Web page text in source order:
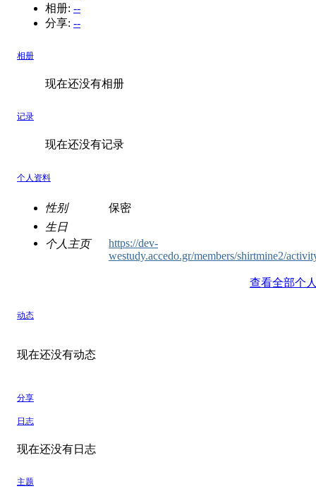
相册: --
分享: --
相册
现在还没有相册
记录
现在还没有记录
个人资料
性别
保密
生日
个人主页
https://dev-
westudy.accedo.gr/members/shirtmine2/
查看全部个
动态
现在还没有动态
分享
日志
现在还没有日志
主题